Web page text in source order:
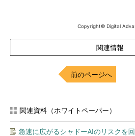
Copyright© Digital
関連情報
前のページへ
関連資料（ホワイトペーパー）
急速に広がるシャドーAIのリスクを